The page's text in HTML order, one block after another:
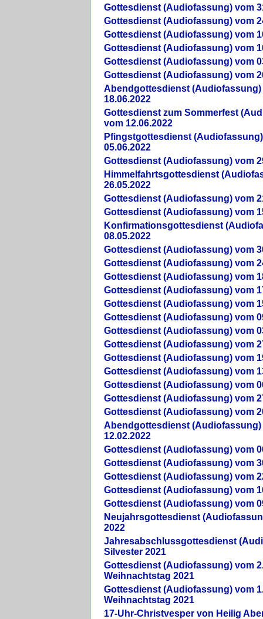
Gottesdienst (Audiofassung) vom
Gottesdienst (Audiofassung) vom
Gottesdienst (Audiofassung) vom
Gottesdienst (Audiofassung) vom
Gottesdienst (Audiofassung) vom
Gottesdienst (Audiofassung) vom
Abendgottesdienst (Audiofassung)
18.06.2022
Gottesdienst zum Sommerfest
vom 12.06.2022
Pfingstgottesdienst
05.06.2022
Gottesdienst (Audiofassung) vom
Himmelfahrtsgottesdienst
26.05.2022
Gottesdienst (Audiofassung) vom
Gottesdienst (Audiofassung) vom
Konfirmationsgottesdienst
08.05.2022
Gottesdienst (Audiofassung) vom
Gottesdienst (Audiofassung) vom
Gottesdienst (Audiofassung) vom
Gottesdienst (Audiofassung) vom
Gottesdienst (Audiofassung) vom
Gottesdienst (Audiofassung) vom
Gottesdienst (Audiofassung) vom
Gottesdienst (Audiofassung) vom
Gottesdienst (Audiofassung) vom
Gottesdienst (Audiofassung) vom
Gottesdienst (Audiofassung) vom
Gottesdienst (Audiofassung) vom
Gottesdienst (Audiofassung) vom
Abendgottesdienst (Audiofassung)
12.02.2022
Gottesdienst (Audiofassung) vom
Gottesdienst (Audiofassung) vom
Gottesdienst (Audiofassung) vom
Gottesdienst (Audiofassung) vom
Gottesdienst (Audiofassung) vom
Neujahrsgottesdienst
2022
Jahresabschlussgottesdienst
Silvester 2021
Gottesdienst (Audiofassung) vom
Weihnachtstag 2021
Gottesdienst (Audiofassung) vom
Weihnachtstag 2021
17-Uhr-Christvesper von Heilig